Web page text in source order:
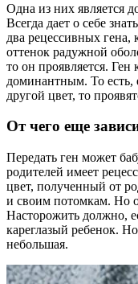
Одна из них является
Всегда дает о себе
два рецессивных
оттенок радужной
то он проявляется. Ген
доминантным. То есть,
другой цвет, то
От чего еще
Передать ген может
родителей имеет
цвет, полученный от
и своим потомкам. Но
Насторожить должно,
кареглазый ребенок.
небольшая.